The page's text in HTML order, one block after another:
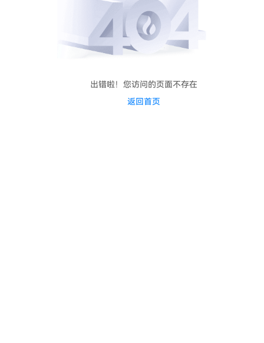
出错啦！您访问的页面不存在
返回首页